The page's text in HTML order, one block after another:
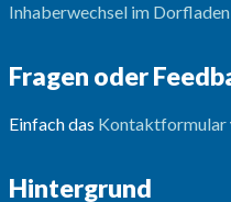
Inhaberwechsel im
Fragen oder
Einfach das Kontaktformular
Hintergrund